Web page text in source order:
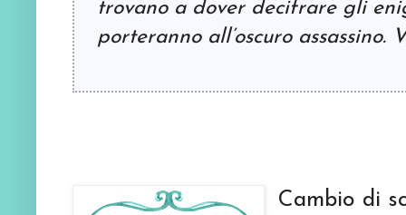
trovano a dover decifrare gli
porteranno all’oscuro assassino.
Cambio di